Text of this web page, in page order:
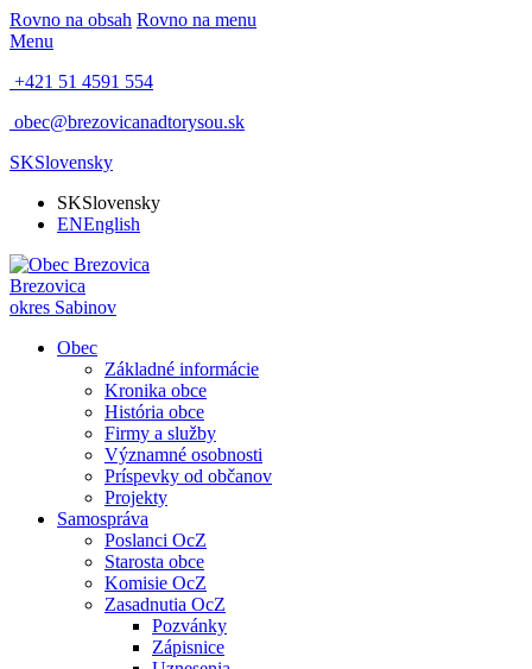
Rovno na obsah Rovno na menu
Menu
+421 51 4591 554
obec@brezovicanadtorysou.sk
SKSlovensky
SKSlovensky
ENEnglish
Brezovica
okres Sabinov
Obec
Základné informácie
Kronika obce
História obce
Firmy a služby
Významné osobnosti
Príspevky od občanov
Projekty
Samospráva
Poslanci OcZ
Starosta obce
Komisie OcZ
Zasadnutia OcZ
Pozvánky
Zápisnice